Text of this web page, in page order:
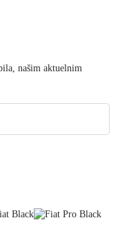
našim aktuelnim
Fiat Professional